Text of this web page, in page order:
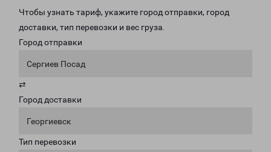
Чтобы узнать тариф, укажите город отправки, город
доставки, тип перевозки и вес груза.
Город отправки
Сергиев Посад
⇄
Город доставки
Георгиевск
Тип перевозки